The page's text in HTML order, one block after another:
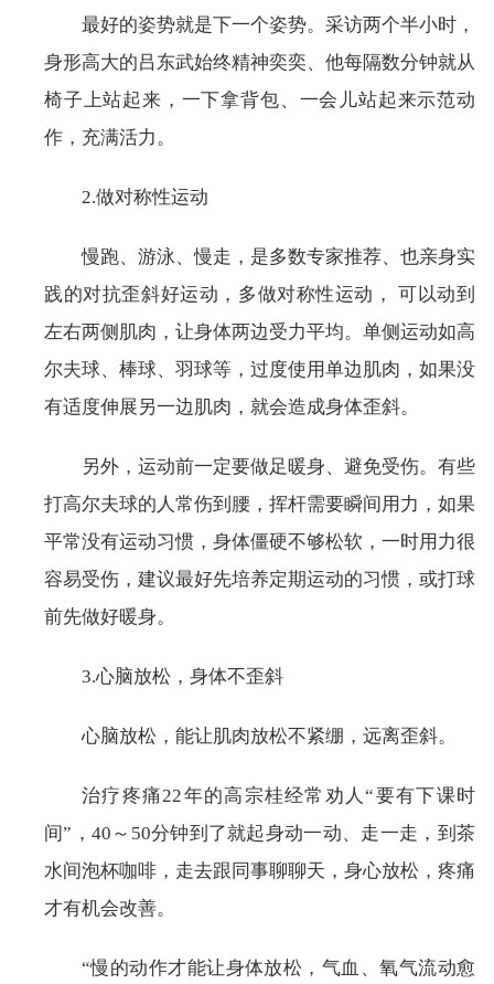
最好的姿势就是下一个姿势。采访两个半小时，
身形高大的吕东武始终精神奕奕、他每隔数分钟就从
椅子上站起来，一下拿背包、一会儿站起来示范动
作，充满活力。
2.做对称性运动
慢跑、游泳、慢走，是多数专家推荐、也亲身实
践的对抗歪斜好运动，多做对称性运动， 可以动到
左右两侧肌肉，让身体两边受力平均。单侧运动如高
尔夫球、棒球、羽球等，过度使用单边肌肉，如果没
有适度伸展另一边肌肉，就会造成身体歪斜。
另外，运动前一定要做足暖身、避免受伤。有些
打高尔夫球的人常伤到腰，挥杆需要瞬间用力，如果
平常没有运动习惯，身体僵硬不够松软，一时用力很
容易受伤，建议最好先培养定期运动的习惯，或打球
前先做好暖身。
3.心脑放松，身体不歪斜
心脑放松，能让肌肉放松不紧绷，远离歪斜。
治疗疼痛22年的高宗桂经常劝人“要有下课时
间”，40～50分钟到了就起身动一动、走一走，到茶
水间泡杯咖啡，走去跟同事聊聊天，身心放松，疼痛
才有机会改善。
“慢的动作才能让身体放松，气血、氧气流动愈